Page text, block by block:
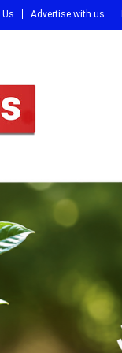
Us Advertise with us